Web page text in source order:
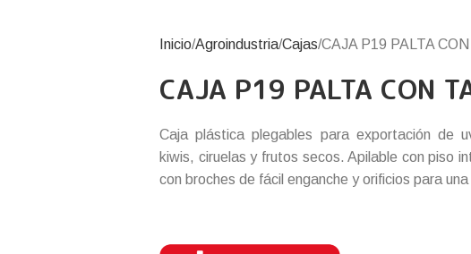
Inicio Agroindustria Cajas CAJA P19 PALTA
CAJA P19 PALTA CON
Caja plástica plegables para exportación de
kiwis, ciruelas y frutos secos. Apilable con piso
con broches de fácil enganche y orificios para